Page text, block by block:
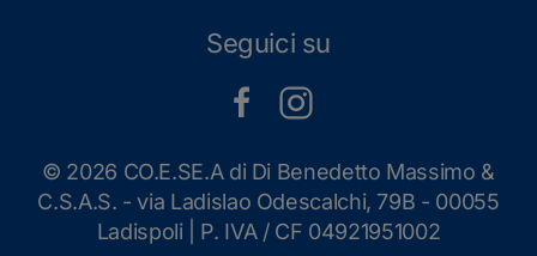
Seguici su
© 2026 CO.E.SE.A di Di Benedetto Massimo &
C.S.A.S. - via Ladislao Odescalchi, 79B - 00055
Ladispoli | P. IVA / CF 04921951002